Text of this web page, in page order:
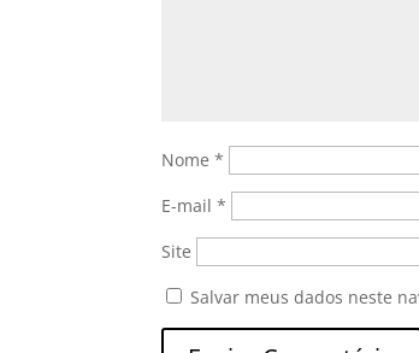
Nome*
E-mail*
Site
Salvar meus dados neste